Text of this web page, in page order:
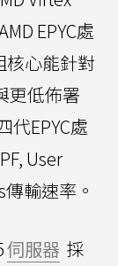
EPYC處
核心能針對
更低佈署
代EPYC處
User
輸速率。
伺服器 採